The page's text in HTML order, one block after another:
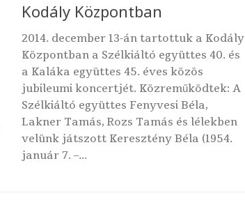
Kodály Központban
2014. december 13-án tartottuk a Kodály
Központban a Szélkiáltó együttes 40. és
a Kaláka együttes 45. éves közös
jubileumi koncertjét. Közreműködtek: A
Szélkiáltó együttes Fenyvesi Béla,
Lakner Tamás, Rozs Tamás és lélekben
velünk játszott Keresztény Béla (1954.
január 7. –...